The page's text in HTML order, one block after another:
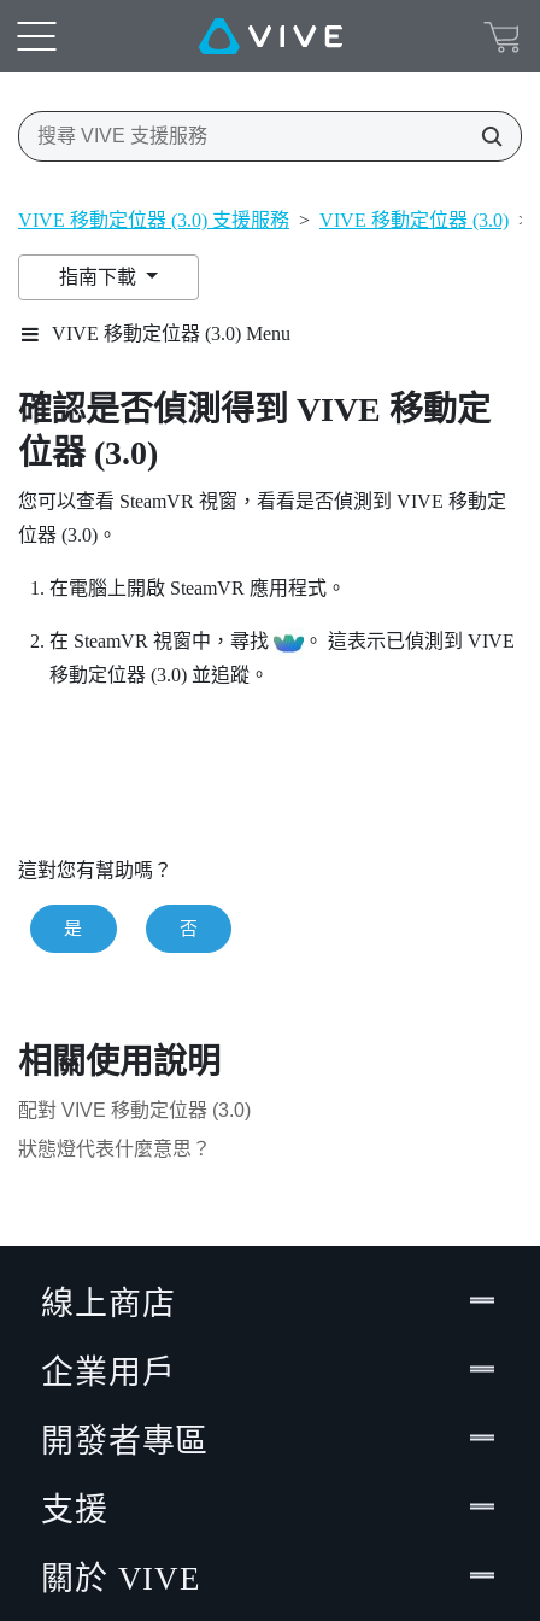
VIVE 移動定位器 (3.0) 支援服務 > VIVE 移動定位器 (3.0) >
指南下載
VIVE 移動定位器 (3.0) Menu
確認是否偵測得到 VIVE 移動定
位器 (3.0)
您可以查看 SteamVR 視窗，看看是否偵測到 VIVE 移動定
位器 (3.0) 。
在電腦上開啟 SteamVR 應用程式。
在 SteamVR 視窗中，尋找 。 這表示已偵測到 VIVE
移動定位器 (3.0)並追蹤。
這對您有幫助嗎？
是 否
相關使用說明
配對 VIVE 移動定位器 (3.0)
狀態燈代表什麼意思？
線上商店
企業用戶
開發者專區
支援
關於 VIVE